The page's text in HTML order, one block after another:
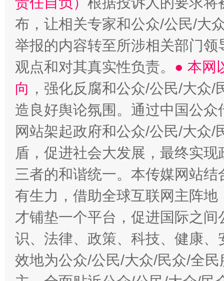
布，让相关专家和公众/公民/大
举报的内容转至所涉相关部门
观点和对其真实性负责。 ● 本网
向 ，强化反腐和公众/公民/大众
造良好舆论氛围。通过中国公
网站架起政府和公众/公民/大众
盾，促进社会大发展，最终实
三者的和谐统一。本传媒网站
有生力，借助全球互联网主阵
才铺垫一个平台，促进国际之
识、法律、政策、科技、健康
效地为公众/公民/大众/民众/全